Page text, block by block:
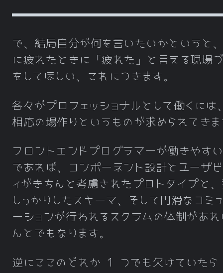
で、結局自分が何を言いたいかというと
に疲れたときに「疲れた」と言える現場
をしてほしい、これにつきます。
各々がプロフェッショナルとして働くには
相応の場作りというものが求められてき
フロントエンドプログラマーが働きやす
であれば、コンポーネント設計とユーザ
ィがきちんと考慮されたプロトタイプと
しっかりしたスキーマ、そして円滑なコミ
ーションが行われるスクラムの体制があ
んとでもなります。
逆にここのどれか 1 つでも欠けていたら